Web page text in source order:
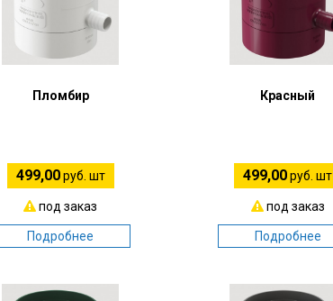
Пломбир
499,00руб. шт
под заказ
Подробнее
Красный
499,00руб. шт
под заказ
Подробнее